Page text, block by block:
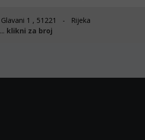
Glavani 1 , 51221 - Rijeka
... klikni za broj